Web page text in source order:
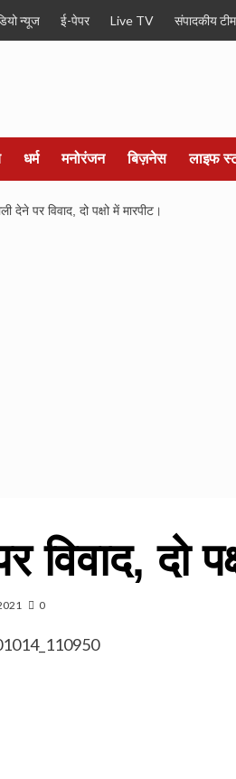
न्यूज ई-पेपर Live TV संपादकीय टीम
धर्म मनोरंजन बिज़नेस लाइफ
देने पर विवाद, दो पक्षो में मारपीट।
विवाद, दो
0